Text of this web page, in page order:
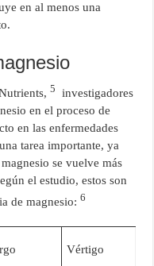
en al menos una
5
investigadores
en el proceso de
en las enfermedades
tarea importante, ya
se vuelve más
el estudio, estos son
de magnesio:6
Vértigo